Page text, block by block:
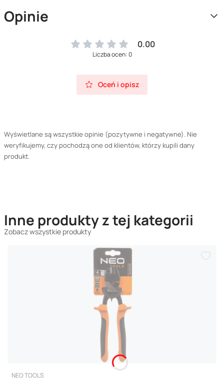
Opinie
0.00
Liczba ocen: 0
Oceń i opisz
Wyświetlane są wszystkie opinie (pozytywne i negatywne). Nie
weryfikujemy, czy pochodzą one od klientów, którzy kupili dany
produkt.
Inne produkty z tej kategorii
Zobacz wszystkie produkty
PRODUCENT
NEO TOOLS